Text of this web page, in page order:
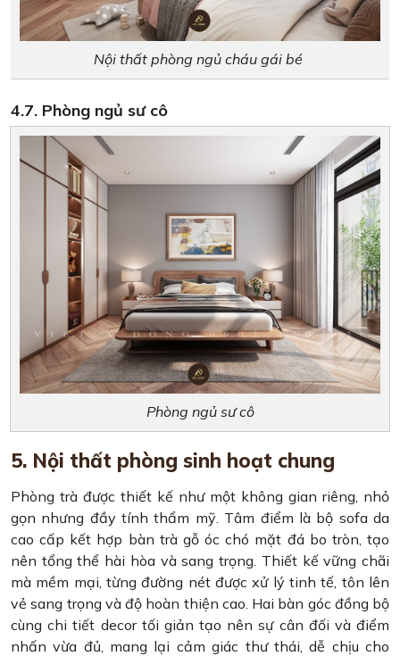
Nội thất phòng ngủ cháu gái bé
4.7. Phòng ngủ sư cô
Phòng ngủ sư cô
5. Nội thất phòng sinh hoạt chung
Phòng trà được thiết kế như một không gian riêng, nhỏ
gọn nhưng đầy tính thẩm mỹ. Tâm điểm là bộ sofa da
cao cấp kết hợp bàn trà gỗ óc chó mặt đá bo tròn, tạo
nên tổng thể hài hòa và sang trọng. Thiết kế vững chãi
mà mềm mại, từng đường nét được xử lý tinh tế, tôn lên
vẻ sang trọng và độ hoàn thiện cao. Hai bàn góc đồng bộ
cùng chi tiết decor tối giản tạo nên sự cân đối và điểm
nhấn vừa đủ, mang lại cảm giác thư thái, dễ chịu cho